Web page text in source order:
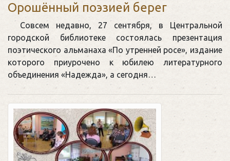
Орошённый поэзией берег
Совсем недавно, 27 сентября, в Центральной
городской библиотеке состоялась презентация
поэтического альманаха «По утренней росе», издание
которого приурочено к юбилею литературного
объединения «Надежда», а сегодня…